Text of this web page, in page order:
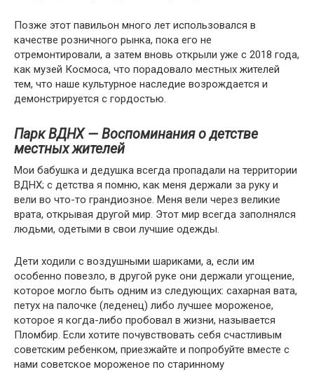
Позже этот павильон много лет использовался в
качестве розничного рынка, пока его не
отремонтировали, а затем вновь открыли уже с 2018 года,
как музей Космоса, что порадовало местных жителей
тем, что наше культурное наследие возрождается и
демонстрируется с гордостью.
Парк ВДНХ — Воспоминания о детстве
местных жителей
Мои бабушка и дедушка всегда пропадали на территории
ВДНХ; с детства я помню, как меня держали за руку и
вели во что-то грандиозное. Меня вели через великие
врата, открывая другой мир. Этот мир всегда заполнялся
людьми, одетыми в свои лучшие одежды.
Дети ходили с воздушными шариками, а, если им
особенно повезло, в другой руке они держали угощение,
которое могло быть одним из следующих: сахарная вата,
петух на палочке (леденец) либо лучшее мороженое,
которое я когда-либо пробовал в жизни, называется
Пломбир. Если хотите почувствовать себя счастливым
советским ребенком, приезжайте и попробуйте вместе с
нами советское мороженое по старинному